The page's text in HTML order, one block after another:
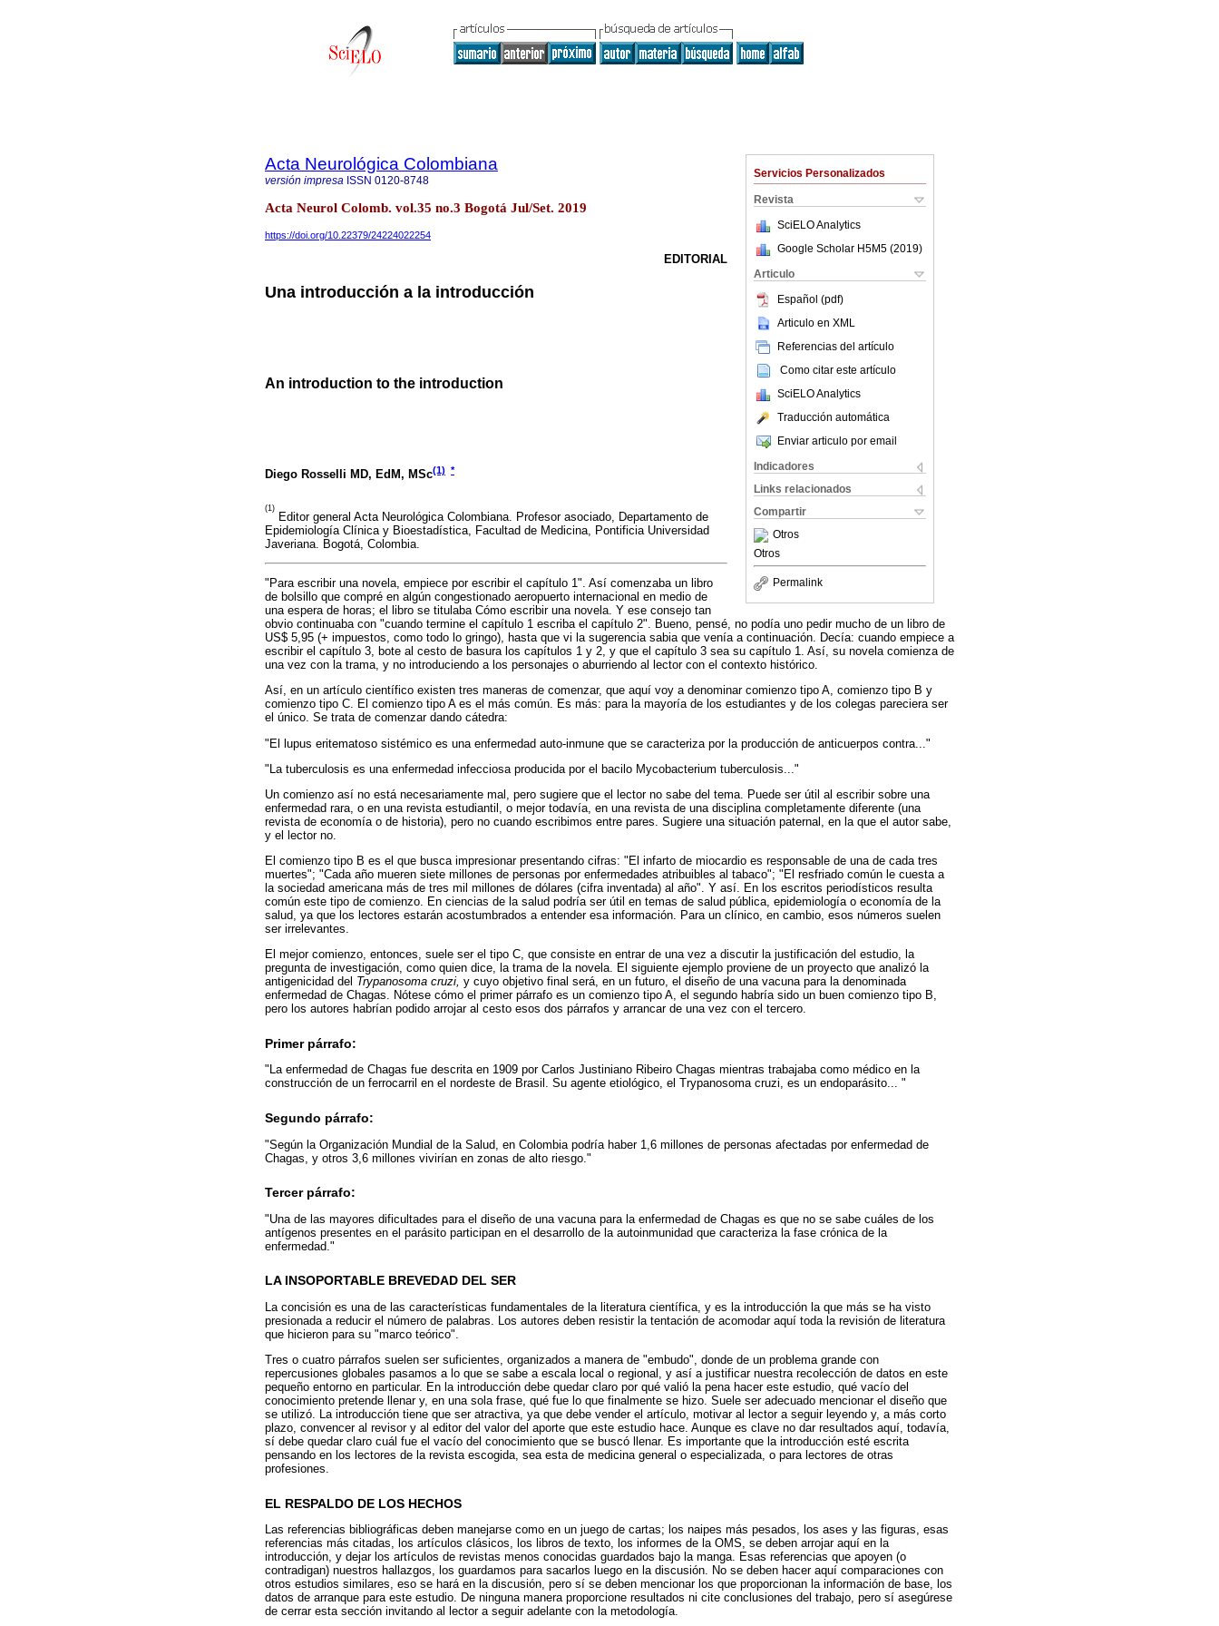
Servicios Personalizados
Revista
SciELO Analytics
Google Scholar H5M5 (2019)
Articulo
Español (pdf)
Articulo en XML
Referencias del artículo
Como citar este artículo
SciELO Analytics
Traducción automática
Enviar articulo por email
Indicadores
Links relacionados
Compartir
Otros
Otros
Permalink
Acta Neurológica Colombiana
versión impresa ISSN 0120-8748
Acta Neurol Colomb. vol.35 no.3 Bogotá Jul/Set. 2019
https://doi.org/10.22379/24224022254
EDITORIAL
Una introducción a la introducción
An introduction to the introduction
Diego Rosselli MD, EdM, MSc(1) *
(1)
Editor general Acta Neurológica Colombiana. Profesor asociado, Departamento de
Epidemiología Clínica y Bioestadística, Facultad de Medicina, Pontificia Universidad
Javeriana. Bogotá, Colombia.
"Para escribir una novela, empiece por escribir el capítulo 1". Así comenzaba un libro
de bolsillo que compré en algún congestionado aeropuerto internacional en medio de
una espera de horas; el libro se titulaba Cómo escribir una novela. Y ese consejo tan
obvio continuaba con "cuando termine el capítulo 1 escriba el capítulo 2". Bueno, pensé, no podía uno pedir mucho de un libro de
US$ 5,95 (+ impuestos, como todo lo gringo), hasta que vi la sugerencia sabia que venía a continuación. Decía: cuando empiece a
escribir el capítulo 3, bote al cesto de basura los capítulos 1 y 2, y que el capítulo 3 sea su capítulo 1. Así, su novela comienza de
una vez con la trama, y no introduciendo a los personajes o aburriendo al lector con el contexto histórico.
Así, en un artículo científico existen tres maneras de comenzar, que aquí voy a denominar comienzo tipo A, comienzo tipo B y
comienzo tipo C. El comienzo tipo A es el más común. Es más: para la mayoría de los estudiantes y de los colegas pareciera ser
el único. Se trata de comenzar dando cátedra:
"El lupus eritematoso sistémico es una enfermedad auto-inmune que se caracteriza por la producción de anticuerpos contra..."
"La tuberculosis es una enfermedad infecciosa producida por el bacilo Mycobacterium tuberculosis..."
Un comienzo así no está necesariamente mal, pero sugiere que el lector no sabe del tema. Puede ser útil al escribir sobre una
enfermedad rara, o en una revista estudiantil, o mejor todavía, en una revista de una disciplina completamente diferente (una
revista de economía o de historia), pero no cuando escribimos entre pares. Sugiere una situación paternal, en la que el autor sabe,
y el lector no.
El comienzo tipo B es el que busca impresionar presentando cifras: "El infarto de miocardio es responsable de una de cada tres
muertes"; "Cada año mueren siete millones de personas por enfermedades atribuibles al tabaco"; "El resfriado común le cuesta a
la sociedad americana más de tres mil millones de dólares (cifra inventada) al año". Y así. En los escritos periodísticos resulta
común este tipo de comienzo. En ciencias de la salud podría ser útil en temas de salud pública, epidemiología o economía de la
salud, ya que los lectores estarán acostumbrados a entender esa información. Para un clínico, en cambio, esos números suelen
ser irrelevantes.
El mejor comienzo, entonces, suele ser el tipo C, que consiste en entrar de una vez a discutir la justificación del estudio, la
pregunta de investigación, como quien dice, la trama de la novela. El siguiente ejemplo proviene de un proyecto que analizó la
antigenicidad del Trypanosoma cruzi, y cuyo objetivo final será, en un futuro, el diseño de una vacuna para la denominada
enfermedad de Chagas. Nótese cómo el primer párrafo es un comienzo tipo A, el segundo habría sido un buen comienzo tipo B,
pero los autores habrían podido arrojar al cesto esos dos párrafos y arrancar de una vez con el tercero.
Primer párrafo:
"La enfermedad de Chagas fue descrita en 1909 por Carlos Justiniano Ribeiro Chagas mientras trabajaba como médico en la
construcción de un ferrocarril en el nordeste de Brasil. Su agente etiológico, el Trypanosoma cruzi, es un endoparásito... "
Segundo párrafo:
"Según la Organización Mundial de la Salud, en Colombia podría haber 1,6 millones de personas afectadas por enfermedad de
Chagas, y otros 3,6 millones vivirían en zonas de alto riesgo."
Tercer párrafo:
"Una de las mayores dificultades para el diseño de una vacuna para la enfermedad de Chagas es que no se sabe cuáles de los
antígenos presentes en el parásito participan en el desarrollo de la autoinmunidad que caracteriza la fase crónica de la
enfermedad."
LA INSOPORTABLE BREVEDAD DEL SER
La concisión es una de las características fundamentales de la literatura científica, y es la introducción la que más se ha visto
presionada a reducir el número de palabras. Los autores deben resistir la tentación de acomodar aquí toda la revisión de literatura
que hicieron para su "marco teórico".
Tres o cuatro párrafos suelen ser suficientes, organizados a manera de "embudo", donde de un problema grande con
repercusiones globales pasamos a lo que se sabe a escala local o regional, y así a justificar nuestra recolección de datos en este
pequeño entorno en particular. En la introducción debe quedar claro por qué valió la pena hacer este estudio, qué vacío del
conocimiento pretende llenar y, en una sola frase, qué fue lo que finalmente se hizo. Suele ser adecuado mencionar el diseño que
se utilizó. La introducción tiene que ser atractiva, ya que debe vender el artículo, motivar al lector a seguir leyendo y, a más corto
plazo, convencer al revisor y al editor del valor del aporte que este estudio hace. Aunque es clave no dar resultados aquí, todavía,
sí debe quedar claro cuál fue el vacío del conocimiento que se buscó llenar. Es importante que la introducción esté escrita
pensando en los lectores de la revista escogida, sea esta de medicina general o especializada, o para lectores de otras
profesiones.
EL RESPALDO DE LOS HECHOS
Las referencias bibliográficas deben manejarse como en un juego de cartas; los naipes más pesados, los ases y las figuras, esas
referencias más citadas, los artículos clásicos, los libros de texto, los informes de la OMS, se deben arrojar aquí en la
introducción, y dejar los artículos de revistas menos conocidas guardados bajo la manga. Esas referencias que apoyen (o
contradigan) nuestros hallazgos, los guardamos para sacarlos luego en la discusión. No se deben hacer aquí comparaciones con
otros estudios similares, eso se hará en la discusión, pero sí se deben mencionar los que proporcionan la información de base, los
datos de arranque para este estudio. De ninguna manera proporcione resultados ni cite conclusiones del trabajo, pero sí asegúrese
de cerrar esta sección invitando al lector a seguir adelante con la metodología.